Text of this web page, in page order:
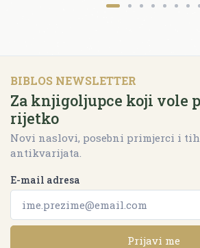
BIBLOS NEWSLETTER
Za knjigoljupce koji vole
rijetko
Novi naslovi, posebni primjerci i
antikvarijata.
E-mail adresa
Prijavi me